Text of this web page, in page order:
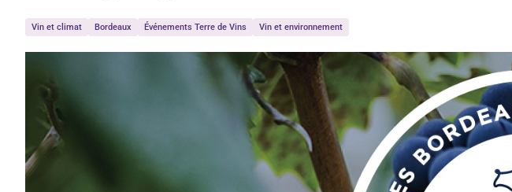
Vin et climat Bordeaux Événements Terre de Vins Vin et environnement